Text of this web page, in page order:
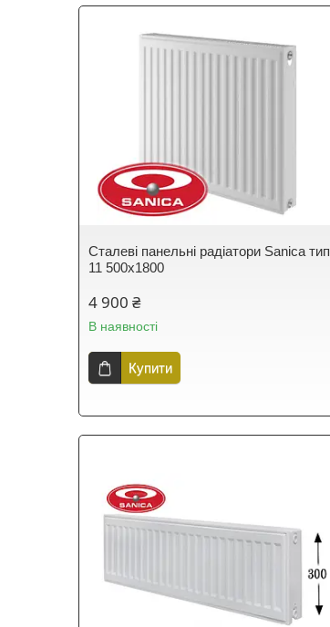
Сталеві панельні радіатори Sanica тип
11 500х1800
4 900 ₴
В наявності
Купити